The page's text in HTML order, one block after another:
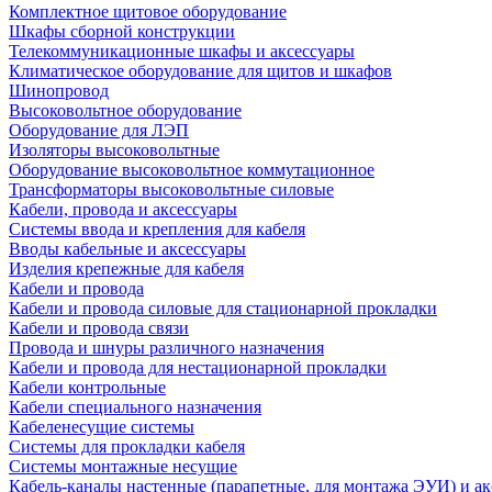
Комплектное щитовое оборудование
Шкафы сборной конструкции
Телекоммуникационные шкафы и аксессуары
Климатическое оборудование для щитов и шкафов
Шинопровод
Высоковольтное оборудование
Оборудование для ЛЭП
Изоляторы высоковольтные
Оборудование высоковольтное коммутационное
Трансформаторы высоковольтные силовые
Кабели, провода и аксессуары
Системы ввода и крепления для кабеля
Вводы кабельные и аксессуары
Изделия крепежные для кабеля
Кабели и провода
Кабели и провода силовые для стационарной прокладки
Кабели и провода связи
Провода и шнуры различного назначения
Кабели и провода для нестационарной прокладки
Кабели контрольные
Кабели специального назначения
Кабеленесущие системы
Системы для прокладки кабеля
Системы монтажные несущие
Кабель-каналы настенные (парапетные, для монтажа ЭУИ) и